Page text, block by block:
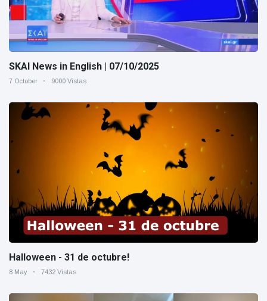
SKAI News in English | 07/10/2025
7 October 9000 Vistas
Halloween - 31 de octubre!
8 May 7432 Vistas